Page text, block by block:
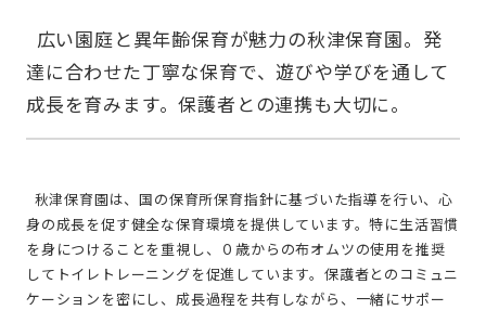
達に合わせた丁寧な保育で、遊びや学びを通して
身の成長を促す健全な保育環境を提供しています。特に生活習慣
を身につけることを重視し、０歳からの布オムツの使用を推奨
してトイレトレーニングを促進しています。保護者とのコミュニ
ケーションを密にし、成長過程を共有しながら、一緒にサポー